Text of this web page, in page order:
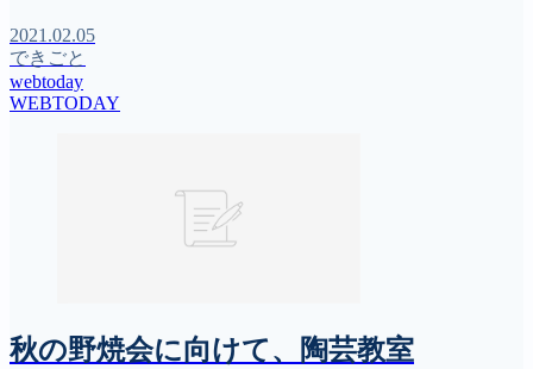
2021.02.05
できごと
webtoday
WEBTODAY
秋の野焼会に向けて、陶芸教室